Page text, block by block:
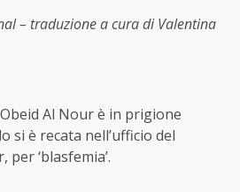
– traduzione a cura di Valentina
Al Nour è in prigione
si è recata nell’ufficio del
‘blasfemia’.